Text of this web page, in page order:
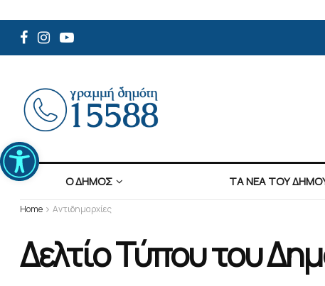
Ανοίξτε τη γραμμή εργαλείων
Ο ΔΗΜΟΣ ΤΑ ΝΕΑ ΤΟΥ
Home Αντιδημαρχίες
Δελτίο Τύπου του